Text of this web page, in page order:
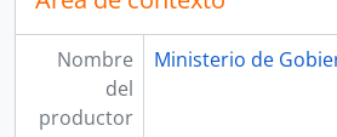
Nombre
del
productor
Ministerio de